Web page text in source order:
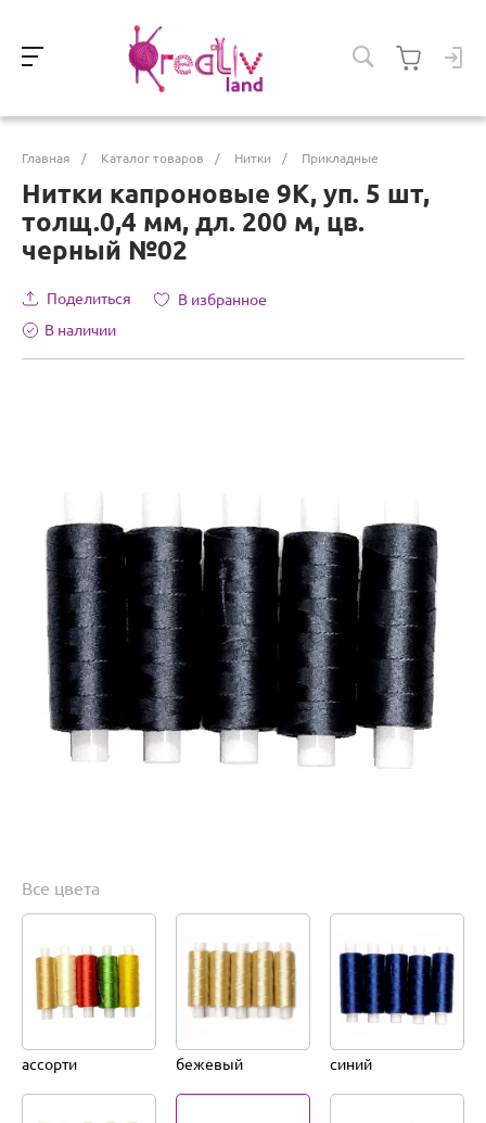
Главная / Каталог товаров / Нитки / Прикладные
Нитки капроновые 9К, уп. 5 шт,
толщ.0,4 мм, дл. 200 м, цв.
черный №02
Поделиться
В избранное
В наличии
Все цвета
ассорти бежевый синий